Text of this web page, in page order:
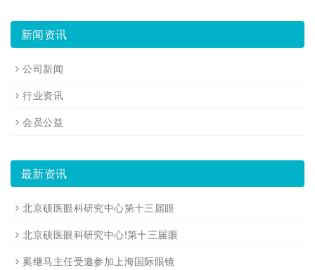
新闻资讯
公司新闻
行业资讯
会员公益
最新资讯
北京硕医眼科研究中心第十三届眼
北京硕医眼科研究中心!第十三届眼
奚继马主任受邀参加上海国际眼镜